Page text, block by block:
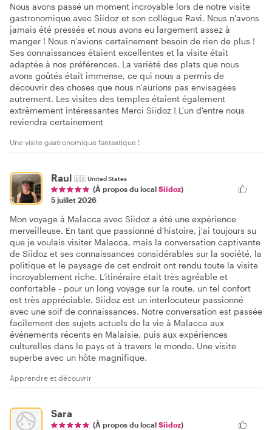
Nous avons passé un moment incroyable lors de notre visite
gastronomique avec Siidoz et son collègue Ravi. Nous n'avons
jamais été pressés et nous avons eu largement assez à
manger ! Nous n'avions certainement besoin de rien de plus !
Ses connaissances étaient excellentes et la visite était
adaptée à nos préférences. La variété des plats que nous
avons goûtés était immense, ce qui nous a permis de
découvrir des choses que nous n'aurions pas envisagées
autrement. Les visites des temples étaient également
extrêmement intéressantes Merci Siidoz ! L'un d'entre nous
reviendra certainement
Une visite gastronomique fantastique !
Raul 🇺🇸United States
(À propos du local Siidoz)
5 juillet 2026
Mon voyage à Malacca avec Siidoz a été une expérience
merveilleuse. En tant que passionné d'histoire, j'ai toujours su
que je voulais visiter Malacca, mais la conversation captivante
de Siidoz et ses connaissances considérables sur la société, la
politique et le paysage de cet endroit ont rendu toute la visite
incroyablement riche. L'itinéraire était très agréable et
confortable - pour un long voyage sur la route, un tel confort
est très appréciable. Siidoz est un interlocuteur passionné
avec une soif de connaissances. Notre conversation est passée
facilement des sujets actuels de la vie à Malacca aux
événements récents en Malaisie, puis aux expériences
culturelles dans le pays et à travers le monde. Une visite
superbe avec un hôte magnifique.
Apprendre et découvrir
Sara
(À propos du local Siidoz)